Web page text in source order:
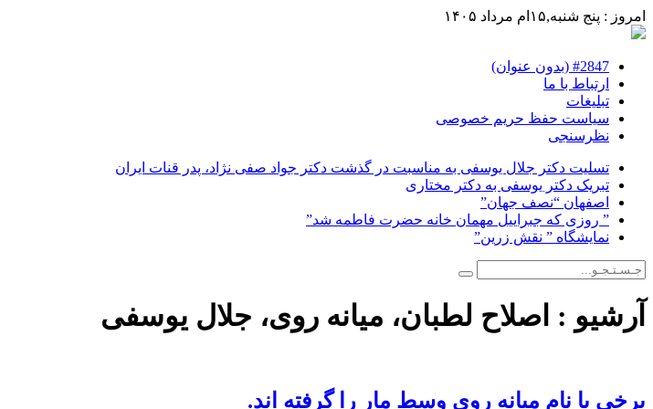
امروز : پنج شنبه,۱۵ام مرداد ۱۴۰۵
#2847 (بدون عنوان)
ارتباط با ما
تبلیغات
سیاست حفظ حریم خصوصی
نظرسنجی
تسلیت دکتر جلال یوسفی به مناسبت در گذشت دکتر جواد صفی نژاد، پدر قنات ایران
تبریک دکتر یوسفی به دکتر مختاری
اصفهان “نصف جهان”
” روزی که جبراییل مهمان خانه حضرت فاطمه شد”
نمایشگاه ” نقش زرین”
آرشیو : اصلاح لطبان، میانه روی، جلال یوسفی
برخی با نام میانه روی وسط مار را گرفته اند.